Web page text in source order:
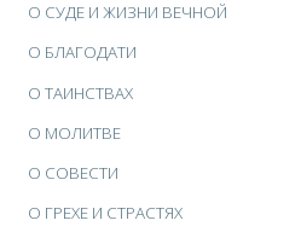
О СУДЕ И ЖИЗНИ ВЕЧНОЙ
О БЛАГОДАТИ
О ТАИНСТВАХ
О МОЛИТВЕ
О СОВЕСТИ
О ГРЕХЕ И СТРАСТЯХ